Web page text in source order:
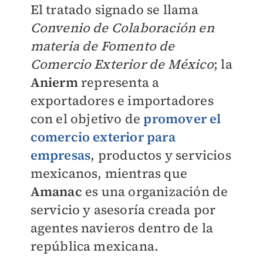
El tratado signado se llama
Convenio de Colaboración en
materia de Fomento de
Comercio Exterior de México;la
Aniermrepresenta a
exportadores e importadores
con el objetivo depromover el
comercio exterior para
empresas, productos y servicios
mexicanos, mientras que
Amanac es una organización de
servicio y asesoría creada por
agentes navieros dentro de la
república mexicana.